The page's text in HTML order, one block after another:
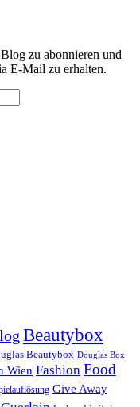
zu abonnieren und
E-Mail zu erhalten.
Beautybox
Beautybox Douglas Box
Wien Fashion Food
Give Away